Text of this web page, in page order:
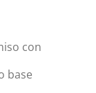
con
base